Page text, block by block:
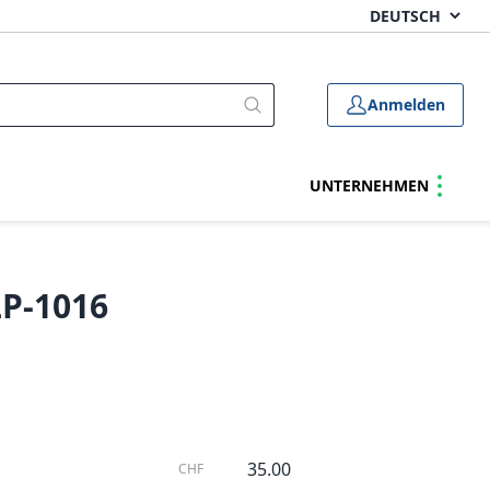
Anmelden
UNTERNEHMEN
1016
CHF 35.00